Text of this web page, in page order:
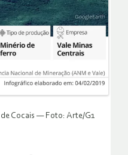
Cocais — Foto: Arte/G1